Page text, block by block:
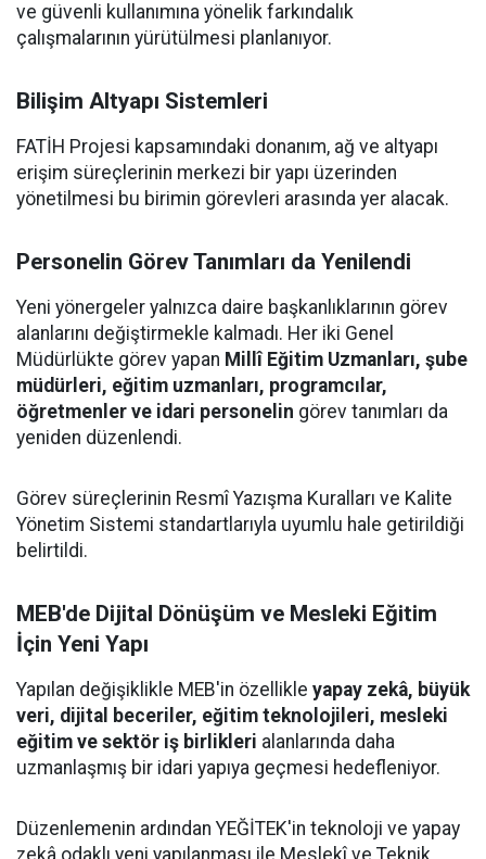
ve güvenli kullanımına yönelik farkındalık
çalışmalarının yürütülmesi planlanıyor.
Bilişim Altyapı Sistemleri
FATİH Projesi kapsamındaki donanım, ağ ve altyapı
erişim süreçlerinin merkezi bir yapı üzerinden
yönetilmesi bu birimin görevleri arasında yer alacak.
Personelin Görev Tanımları da Yenilendi
Yeni yönergeler yalnızca daire başkanlıklarının görev
alanlarını değiştirmekle kalmadı. Her iki Genel
Müdürlükte görev yapan Millî Eğitim Uzmanları, şube
müdürleri, eğitim uzmanları, programcılar,
öğretmenler ve idari personelin görev tanımları da
yeniden düzenlendi.
Görev süreçlerinin Resmî Yazışma Kuralları ve Kalite
Yönetim Sistemi standartlarıyla uyumlu hale getirildiği
belirtildi.
MEB'de Dijital Dönüşüm ve Mesleki Eğitim
İçin Yeni Yapı
Yapılan değişiklikle MEB'in özellikle yapay zekâ, büyük
veri, dijital beceriler, eğitim teknolojileri, mesleki
eğitim ve sektör iş birlikleri alanlarında daha
uzmanlaşmış bir idari yapıya geçmesi hedefleniyor.
Düzenlemenin ardından YEĞİTEK'in teknoloji ve yapay
zekâ odaklı yeni yapılanması ile Meslekî ve Teknik